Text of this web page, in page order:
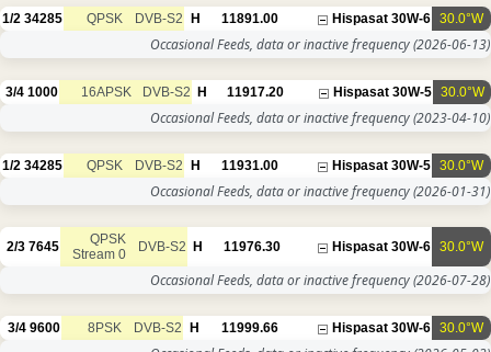
11891.00
H
DVB-S2
QPSK
34285
1/2
Occasional Feeds, data or
11917.20
H
DVB-S2
16APSK
1000
3/4
Occasional Feeds, data or
11931.00
H
DVB-S2
QPSK
34285
1/2
Occasional Feeds, data or
11976.30
H
DVB-S2
QPSK
Stream 0
7645
2/3
Occasional Feeds, data or
11999.66
H
DVB-S2
8PSK
9600
3/4